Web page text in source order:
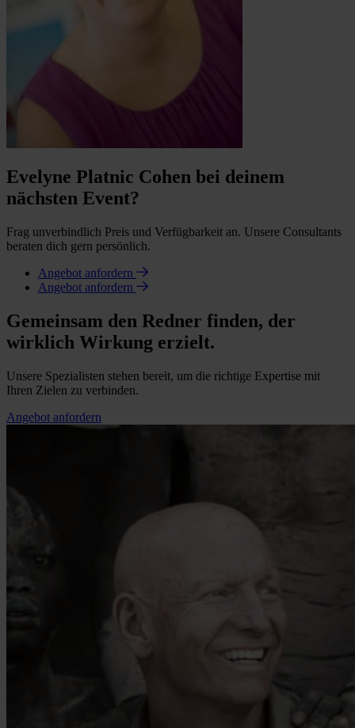
Evelyne Platnic Cohen bei deinem
nächsten Event?
Frag unverbindlich Preis und Verfügbarkeit an. Unsere Consultants
beraten dich gern persönlich.
Angebot anfordern
Angebot anfordern
Gemeinsam den Redner finden, der
wirklich Wirkung erzielt.
Unsere Spezialisten stehen bereit, um die richtige Expertise mit
Ihren Zielen zu verbinden.
Angebot anfordern